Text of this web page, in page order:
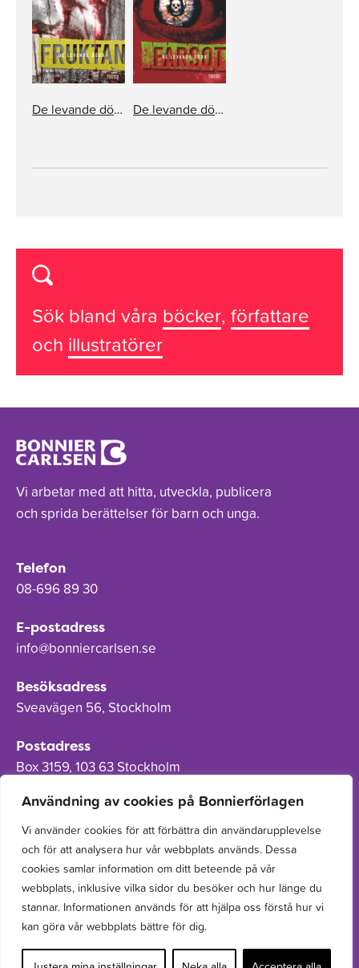
Användning av cookies på Bonnierförlagen
Vi använder cookies för att förbättra din användarupplevelse
och för att analysera hur vår webbplats används. Dessa
cookies samlar information om ditt beteende på vår
webbplats, inklusive vilka sidor du besöker och hur länge du
stannar. Informationen används för att hjälpa oss förstå hur vi
kan göra vår webbplats bättre för dig.
De levande döda: Fruktan De levande döda: Farsot
Sök bland våra böcker, författare
och illustratörer
Vi arbetar med att hitta, utveckla, publicera
och sprida berättelser för barn och unga.
Telefon
08-696 89 30
E-postadress
info@bonniercarlsen.se
Besöksadress
Sveavägen 56, Stockholm
Postadress
Box 3159, 103 63 Stockholm
Om Bonnierförlagen
Cookies
Integritetspolicy